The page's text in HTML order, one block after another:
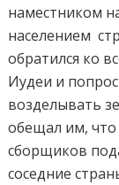
наместником
населением
обратился ко
Иудеи и
возделывать
обещал им,
сборщиков
соседние